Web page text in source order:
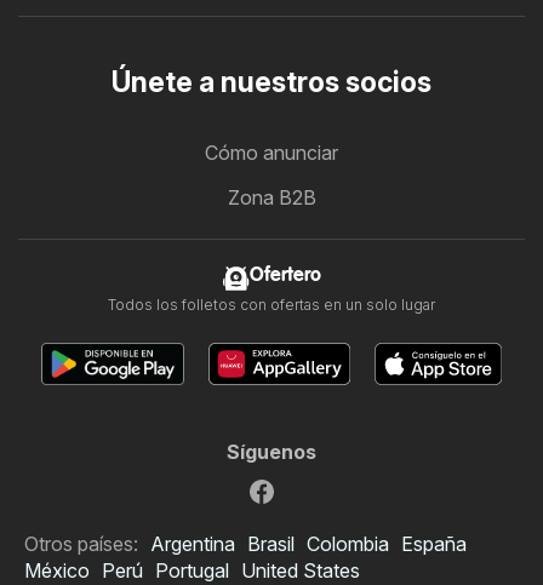
Únete a nuestros socios
Cómo anunciar
Zona B2B
Ofertero
Todos los folletos con ofertas en un solo lugar
Síguenos
Otros países: Argentina Brasil Colombia España
México Perú Portugal United States